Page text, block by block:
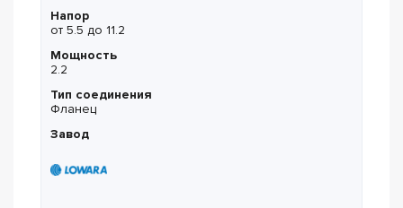
Напор
от 5.5 до 11.2
Мощность
2.2
Тип соединения
Фланец
Завод